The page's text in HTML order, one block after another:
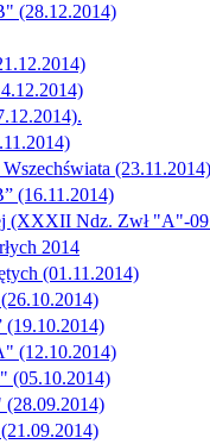
(28.12.2014)
(23.11.2014)
(16.11.2014)
(XXXII Ndz. Zwł "A"-
2014
(01.11.2014)
(12.10.2014)
(05.10.2014)